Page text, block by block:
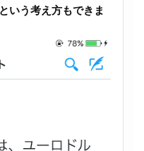
いう考え方もできま